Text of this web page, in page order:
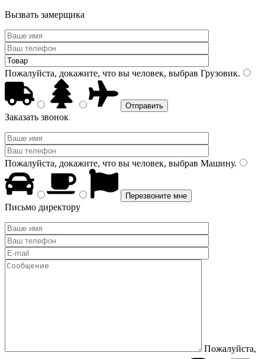
Вызвать замерщика
Пожалуйста, докажите, что вы человек, выбрав Грузовик.
Заказать звонок
Пожалуйста, докажите, что вы человек, выбрав Машину.
Письмо директору
Пожалуйста,